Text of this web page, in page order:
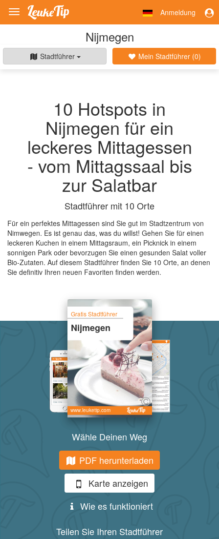
Toggle
navigation
Anmeldung
Nijmegen
Stadtführer Mein Stadtführer (0)
10 Hotspots in
Nijmegen für ein
leckeres Mittagessen
- vom Mittagssaal bis
zur Salatbar
Stadtführer mit 10 Orte
Für ein perfektes Mittagessen sind Sie gut im Stadtzentrum von
Nimwegen. Es ist genau das, was du willst! Gehen Sie für einen
leckeren Kuchen in einem Mittagsraum, ein Picknick in einem
sonnigen Park oder bevorzugen Sie einen gesunden Salat voller
Bio-Zutaten. Auf diesem Stadtführer finden Sie 10 Orte, an denen
Sie definitiv Ihren neuen Favoriten finden werden.
Gratis Stadtführer
Nijmegen
www.leuketip.com
Wähle Deinen Weg
PDF herunterladen
Karte anzeigen
Wie es funktioniert
Teilen Sie Ihren Stadtführer